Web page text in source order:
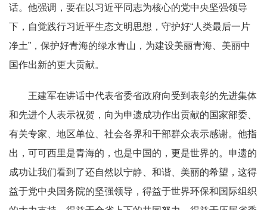
话。他强调，要在以习近平同志为核心的党中央坚强领导
下，自觉践行习近平生态文明思想，守护好“人类最后一片
净土”，保护好青海的绿水青山，为建设美丽青海、美丽中
国作出新的更大贡献。
王建军在讲话中代表省委省政府向受到表彰的先进集体
和先进个人表示祝贺，向为申遗成功作出贡献的国家部委、
有关专家、地区单位、社会各界和干部群众表示感谢。他指
出，可可西里是青海的，也是中国的，更是世界的。申遗的
成功让我们看到了还自然以宁静、和谐、美丽的希望，这得
益于党中央国务院的坚强领导，得益于世界环保和国际组织